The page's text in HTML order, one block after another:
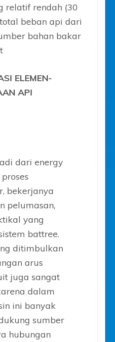
relatif rendah (30
beban api dari
bahan bakar
ELEMEN-
API
dari energy
bekerjanya
pelumasan,
yang
battree.
ditimbulkan
arus
juga sangat
dalam
ini banyak
sumber
hubungan